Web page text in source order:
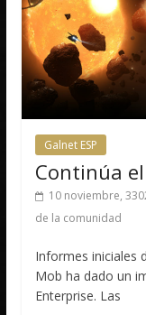
Galnet ESP
Continúa
10 noviembre,
de la comunidad
Informes iniciales
Mob ha dado un
Enterprise. Las